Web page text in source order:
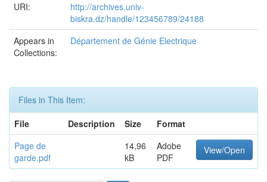
URI:
http://archives.univ-
biskra.dz/handle/123456789/24188
Appears in
Collections:
Département de Génie Electrique
Files in This Item:
File
Description Size
Format
Page de
garde.pdf
14,96
kB
Adobe
PDF
View/Open